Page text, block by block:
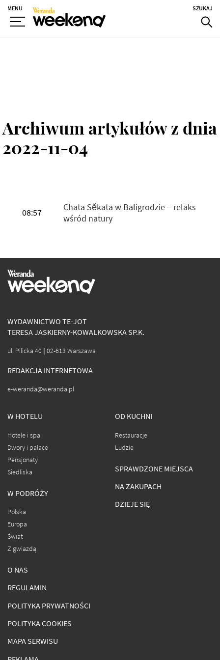
MENU SZUKAJ
Archiwum artykułów z dnia
2022-11-04
08:57
Chata Sĕkata w Baligrodzie – relaks
wśród natury
WYDAWNICTWO TE-JOT
TERESA JASKIERNY-KOWALKOWSKA SP.K.
ul. Pilicka 40 | 02-613 Warszawa
REDAKCJA INTERNETOWA
e-weranda@weranda.pl
W HOTELU
Hotele i spa
Dwory i pałace
Pensjonaty
Siedliska
W PODRÓŻY
Polska
Europa
Świat
Z gwiazdą
OD KUCHNI
Restauracje
Ludzie
SPRAWDZONE MIEJSCA
NA ZAKUPACH
DZIEJE SIĘ
O NAS
REGULAMIN
POLITYKA PRYWATNOŚCI
POLITYKA COOKIES
MAPA SERWISU